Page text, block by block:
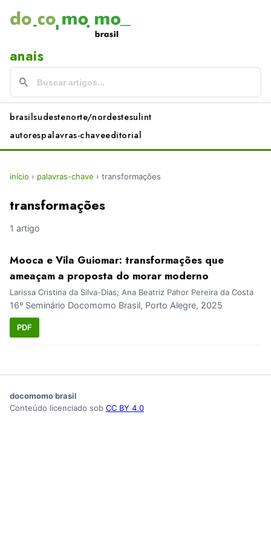
anais
brasilsudestenorte/nordestesulint
autorespalavras-chaveeditorial
início › palavras-chave › transformações
transformações
1 artigo
Mooca e Vila Guiomar: transformações que
ameaçam a proposta do morar moderno
Larissa Cristina da Silva-Dias; Ana Beatriz Pahor Pereira da Costa
16º Seminário Docomomo Brasil, Porto Alegre, 2025
PDF
docomomo brasil
Conteúdo licenciado sob CC BY 4.0